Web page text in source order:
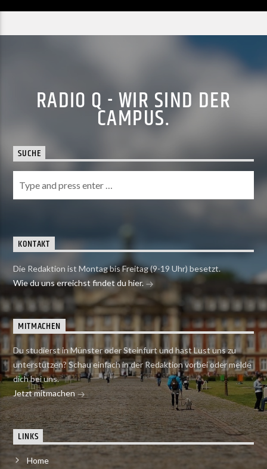
RADIO Q - WIR SIND DER
CAMPUS.
SUCHE
KONTAKT
Die Redaktion ist Montag bis Freitag (9-19 Uhr) besetzt.
Wie du uns erreichst findet du hier.
MITMACHEN
Du studierst in Münster oder Steinfurt und hast Lust uns zu
unterstützen? Schau einfach in der Redaktion vorbei oder melde
dich bei uns.
Jetzt mitmachen
LINKS
Home